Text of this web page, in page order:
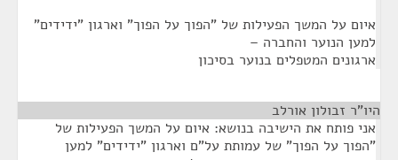
איום על המשך הפעילות של "הפוך על הפוך" וארגון "ידידים"
למען הנוער והחברה –
ארגונים המטפלים בנוער בסיכון
היו"ר זבולון אורלב
אני פותח את הישיבה בנושא: איום על המשך הפעילות של
"הפוך על הפוך" של עמותת על"ם וארגון "ידידים" למען